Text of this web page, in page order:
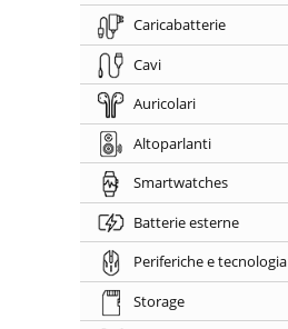
Caricabatterie
Cavi
Auricolari
Altoparlanti
Smartwatches
Batterie esterne
Periferiche e tecnologia
Storage